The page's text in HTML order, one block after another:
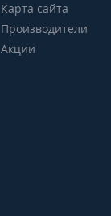
Карта сайта
Производители
Акции